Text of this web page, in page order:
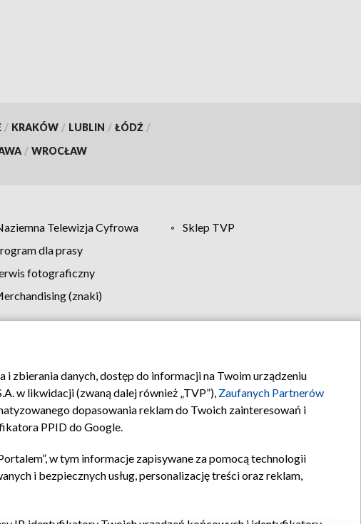
/ KRAKÓW / LUBLIN / ŁÓDŹ /
/ WROCŁAW
Telewizja Cyfrowa
Sklep TVP
dla prasy
fotograficzny
(znaki)
reklamy Kontakt
zbierania danych, dostęp do informacji na Twoim urządzeniu
w likwidacji (zwaną dalej również „TVP”), Zaufanych Partnerów
dopasowania reklam do Twoich zainteresowań i
PPID do Google.
w tym informacje zapisywane za pomocą technologii
i bezpiecznych usług, personalizację treści oraz reklam,